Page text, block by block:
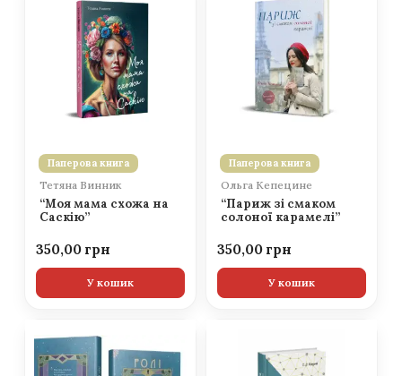
Паперова книга
Тетяна Винник
“Моя мама схожа на
Саскію”
350,00
У кошик
Паперова книга
Ольга Кепецине
“Париж зі смаком
солоної карамелі”
350,00
У кошик